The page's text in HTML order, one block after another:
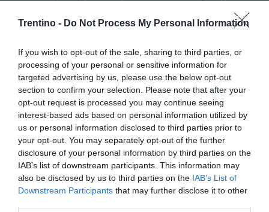
Trentino - Do Not Process My Personal Information
If you wish to opt-out of the sale, sharing to third parties, or
processing of your personal or sensitive information for
targeted advertising by us, please use the below opt-out
section to confirm your selection. Please note that after your
opt-out request is processed you may continue seeing
interest-based ads based on personal information utilized by
us or personal information disclosed to third parties prior to
your opt-out. You may separately opt-out of the further
disclosure of your personal information by third parties on the
IAB’s list of downstream participants. This information may
also be disclosed by us to third parties on the IAB’s List of
Downstream Participants that may further disclose it to other
www.igattipiubellidelmondo.it.
Condividi
questo
articolo
su
Whatsapp
Condividi
questo
articolo
su
Telegram
TwitterCondividi
Mail
Tags
Mostra Felina Verona
I più letti